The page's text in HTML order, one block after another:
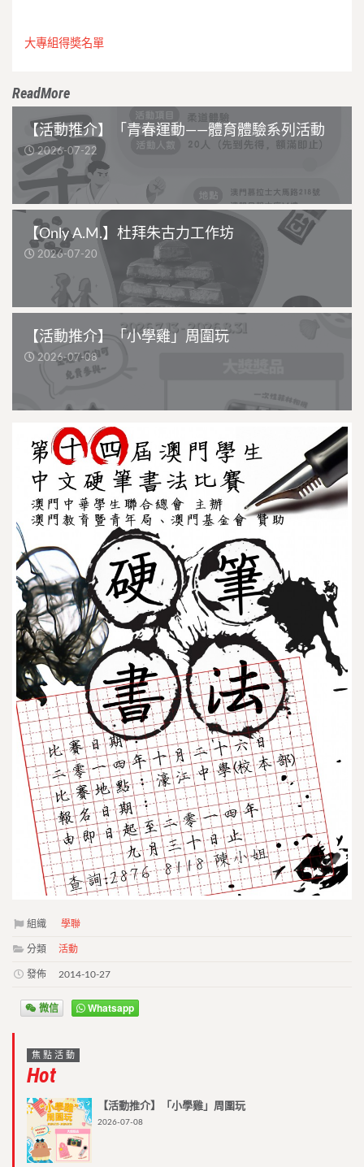
大專組得奬名單
ReadMore
【活動推介】「青春運動——體育體驗系列活動
2026-07-22
【Only A.M.】杜拜朱古力工作坊
2026-07-20
【活動推介】「小學雞」周圍玩
2026-07-08
組織 學聯
分類 活動
發佈 2014-10-27
微信 Whatsapp
焦點活動
Hot
【活動推介】「小學雞」周圍玩
2026-07-08